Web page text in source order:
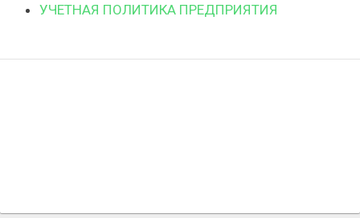
УЧЕТНАЯ ПОЛИТИКА ПРЕДПРИЯТИЯ